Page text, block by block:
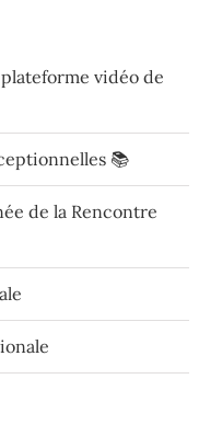
vidéo de
📚
de la Rencontre